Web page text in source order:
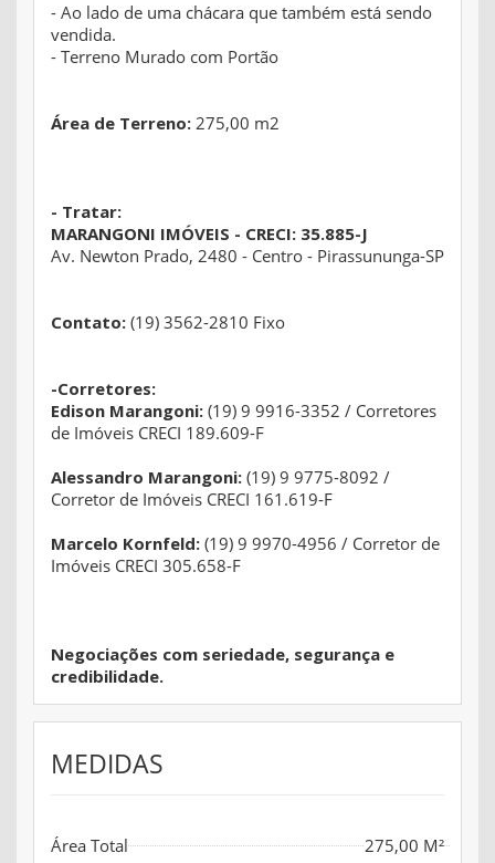
- Ao lado de uma chácara que também está sendo
vendida.
- Terreno Murado com Portão
Área de Terreno: 275,00 m2
- Tratar:
MARANGONI IMÓVEIS - CRECI: 35.885-J
Av. Newton Prado, 2480 - Centro - Pirassununga-SP
Contato: (19) 3562-2810 Fixo
-Corretores:
Edison Marangoni: (19) 9 9916-3352 / Corretores
de Imóveis CRECI 189.609-F
Alessandro Marangoni: (19) 9 9775-8092 /
Corretor de Imóveis CRECI 161.619-F
Marcelo Kornfeld: (19) 9 9970-4956 / Corretor de
Imóveis CRECI 305.658-F
Negociações com seriedade, segurança e
credibilidade.
MEDIDAS
Área Total
275,00 M²